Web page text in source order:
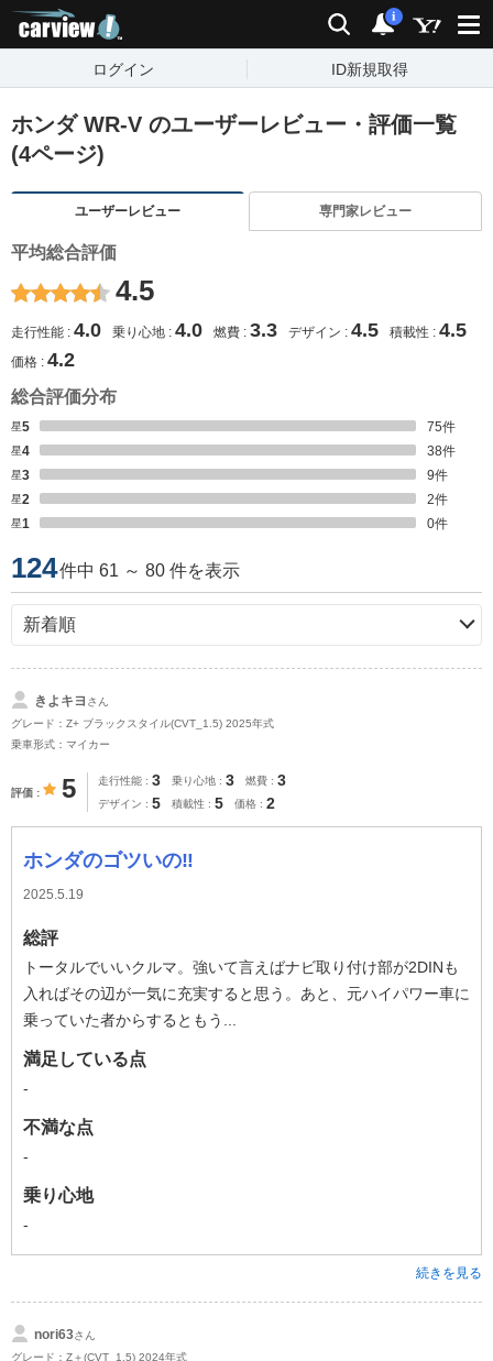
検索 通知
i
ログイン ID新規取得
ホンダ WR-V のユーザーレビュー・評価一覧
(4ページ)
ユーザーレビュー 専門家レビュー
平均総合評価
4.5
走行性能 4.0 乗り心地 4.0 燃費 3.3 デザイン 4.5 積載性 4.5
価格 4.2
総合評価分布
星5 75件
星4
38件
星3
9件
星2
2件
星1
0件
124件中 61 ～ 80 件を表示
きよキヨ さん
グレード：Z+ ブラックスタイル(CVT_1.5) 2025年式
乗車形式：マイカー
評価 5 走行性能 3 乗り心地 3 燃費 3
デザイン 5 積載性 5 価格 2
ホンダのゴツいの‼️
2025.5.19
総評
トータルでいいクルマ。強いて言えばナビ取り付け部が2DINも
入ればその辺が一気に充実すると思う。あと、元ハイパワー車に
乗っていた者からするともう...
満足している点
-
不満な点
-
乗り心地
-
続きを見る
nori63さん
グレード：Z＋(CVT_1.5) 2024年式